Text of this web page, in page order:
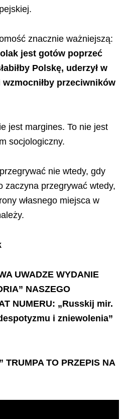
znacznie ważniejszą:
jest gotów poprzeć
Polskę, uderzył w
przeciwników
jest margines. To nie jest
socjologiczny.
nie wtedy, gdy
zaczyna przegrywać wtedy,
własnego miejsca w
UWADZE WYDANIE
NASZEGO
NUMERU: „Russkij mir.
i zniewolenia”
TRUMPA TO PRZEPIS NA